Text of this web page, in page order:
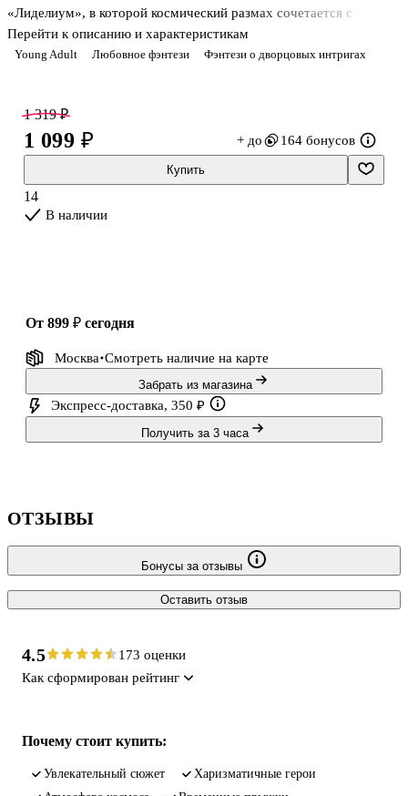
Young Adult Любовное фэнтези Фэнтези о дворцовых интригах
«Лиделиум», в которой космический размах сочетается с
политическими интригами, закрытыми союзами и вопросом о
том, кому можно доверять, когда меняется расстановка сил во
секретной базе повстанцев. Все, кто был рядом с ней, либо
погибли, либо лишились рассудка, и именно это делает её
важной фигурой в происходящем. Пока в Лиделиуме назревает
восстание, а великие дома ведут свою игру, ге
Перейти к описанию и характеристикам
1 319 ₽
1 099 ₽ + до 164 бонусов
Купить
14
В наличии
от 899 ₽ сегодня
Москва Смотреть наличие на карте
Забрать из магазина
Экспресс-доставка, 350 ₽
Получить за 3 часа
ОТЗЫВЫ
Бонусы за отзывы
Оставить отзыв
4.5
173 оценки
Как сформирован рейтинг
Почему стоит купить:
увлекательный сюжет
харизматичные герои